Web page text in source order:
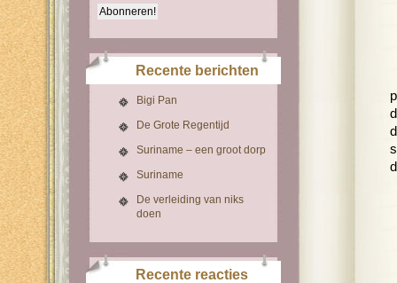
Recente berichten
Bigi Pan
De Grote Regentijd
Suriname – een groot dorp
Suriname
De verleiding van niks
doen
Recente reacties